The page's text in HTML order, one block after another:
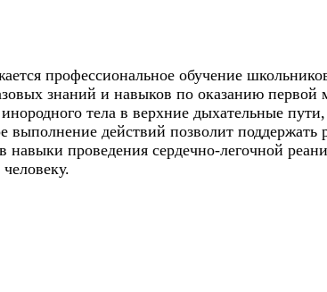
профессиональное обучение
знаний и навыков по оказанию
тела в верхние дыхательные
выполнение действий позволит
проведения сердечно-легочной